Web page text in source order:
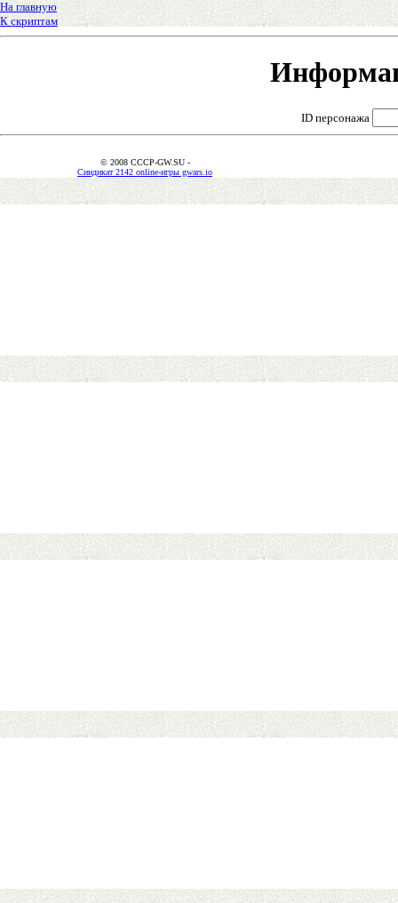
На главную
К скриптам
ID персонажа
© 2008 CCCP-GW.SU -
Синдикат 2142 online-игры gwars.io